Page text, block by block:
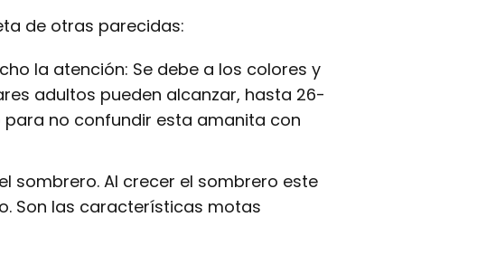
de otras parecidas:
la atención: Se debe a los colores y
adultos pueden alcanzar, hasta 26-
no confundir esta amanita con
sombrero. Al crecer el sombrero este
Son las características motas